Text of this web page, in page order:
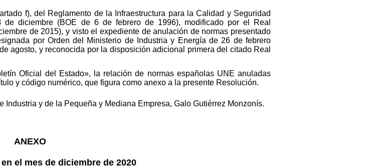
f), del Reglamento de la Infraestructura para la Calidad y Seguridad
de diciembre (BOE de 6 de febrero de 1996), modificado por el Real
de 2015), y visto el expediente de anulación de normas presentado
por Orden del Ministerio de Industria y Energía de 26 de febrero
agosto, y reconocida por la disposición adicional primera del citado Real
Oficial del Estado», la relación de normas españolas UNE anuladas
y código numérico, que figura como anexo a la presente Resolución.
y de la Pequeña y Mediana Empresa, Galo Gutiérrez Monzonís.
ANEXO
el mes de diciembre de 2020